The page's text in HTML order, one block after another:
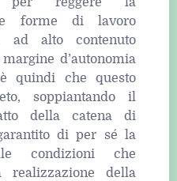
forme di lavoro
ad alto contenuto
d’autonomia
quindi che questo
soppiantando il
della catena di
di per sé la
condizioni che
realizzazione della